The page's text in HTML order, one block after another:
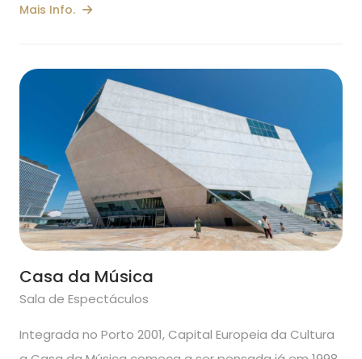
Mais Info.
Casa da Música
Sala de Espectáculos
Integrada no Porto 2001, Capital Europeia da Cultura